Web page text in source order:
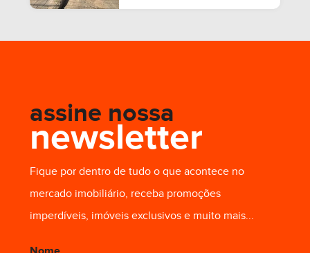
assine nossa
newsletter
Fique por dentro de tudo o que acontece no
mercado imobiliário, receba promoções
imperdíveis, imóveis exclusivos e muito mais...